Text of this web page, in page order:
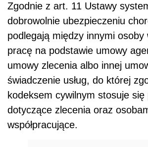
Zgodnie z art. 11 Ustawy
dobrowolnie ubezpieczeniu
podlegają między innymi osoby
pracę na podstawie umowy
umowy zlecenia albo innej
świadczenie usług, do której
kodeksem cywilnym stosuje się
dotyczące zlecenia oraz
współpracujące.